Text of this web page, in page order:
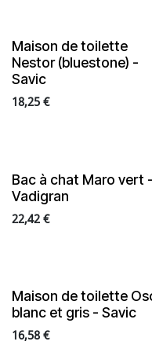
Maison de toilette
Nestor (bluestone) -
Savic
18,25 €
Bac à chat Maro vert -
Vadigran
22,42 €
Maison de toilette
blanc et gris - Savic
16,58 €